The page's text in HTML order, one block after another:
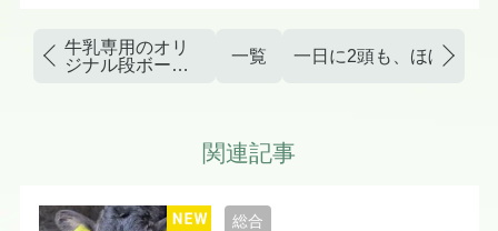
牛乳専用のオリ
ジナル段ボール
一覧 一日に2頭も、ほぼ真っ
関連記事
総合